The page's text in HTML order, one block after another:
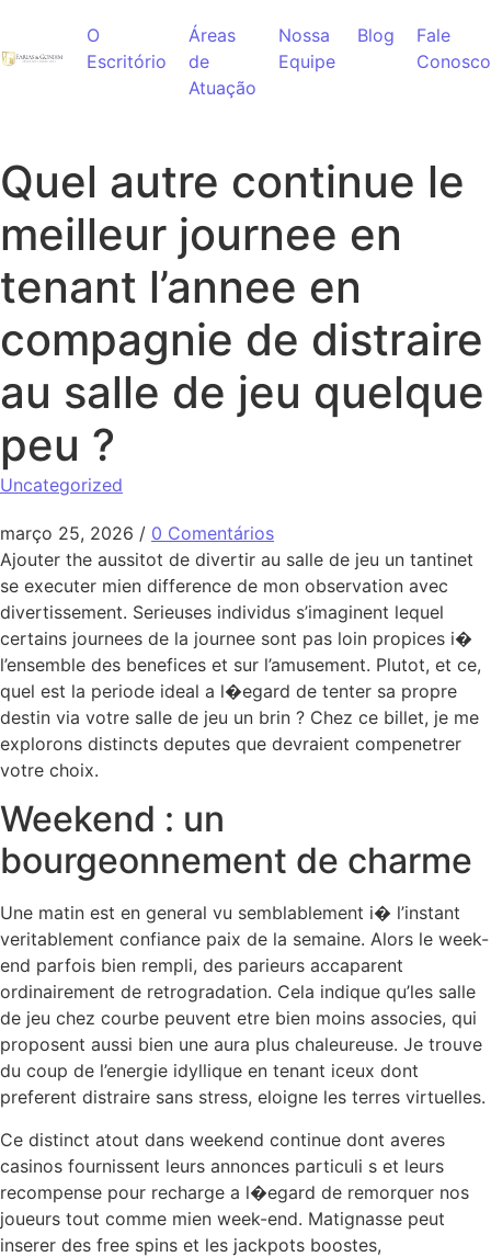
O
Escritório
Áreas
de
Atuação
Nossa
Equipe
Blog
Fale
Conosco
Quel autre continue le
meilleur journee en
tenant l’annee en
compagnie de distraire
au salle de jeu quelque
peu ?
Uncategorized
março 25, 2026 / 0 Comentários
Ajouter the aussitot de divertir au salle de jeu un tantinet
se executer mien difference de mon observation avec
divertissement. Serieuses individus s’imaginent lequel
certains journees de la journee sont pas loin propices i�
l’ensemble des benefices et sur l’amusement. Plutot, et ce,
quel est la periode ideal a l�egard de tenter sa propre
destin via votre salle de jeu un brin ? Chez ce billet, je me
explorons distincts deputes que devraient compenetrer
votre choix.
Weekend : un
bourgeonnement de charme
Une matin est en general vu semblablement i� l’instant
veritablement confiance paix de la semaine. Alors le week-
end parfois bien rempli, des parieurs accaparent
ordinairement de retrogradation. Cela indique qu’les salle
de jeu chez courbe peuvent etre bien moins associes, qui
proposent aussi bien une aura plus chaleureuse. Je trouve
du coup de l’energie idyllique en tenant iceux dont
preferent distraire sans stress, eloigne les terres virtuelles.
Ce distinct atout dans weekend continue dont averes
casinos fournissent leurs annonces particuli s et leurs
recompense pour recharge a l�egard de remorquer nos
joueurs tout comme mien week-end. Matignasse peut
inserer des free spins et les jackpots boostes,